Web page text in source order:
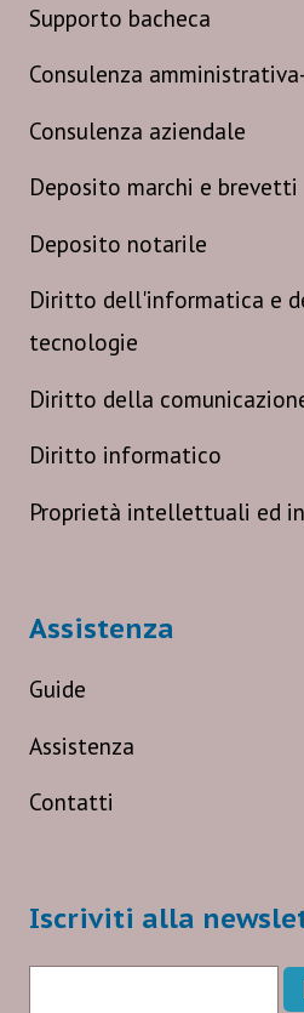
Supporto bacheca
Consulenza
Consulenza aziendale
Deposito marchi e brevetti
Deposito notarile
Diritto dell'informatica e
tecnologie
Diritto della
Diritto informatico
Proprietà intellettuali ed
Assistenza
Guide
Assistenza
Contatti
Iscriviti alla